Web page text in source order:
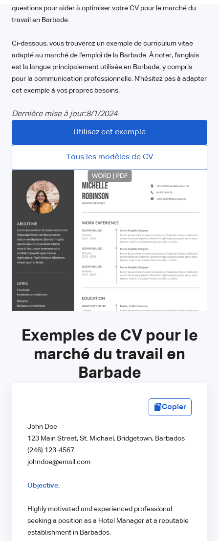
questions pour aider à optimiser votre CV pour le marché du
travail en Barbade.
Ci-dessous, vous trouverez un exemple de curriculum vitae
adapté au marché de l'emploi de la Barbade. À noter, l'anglais
est la langue principalement utilisée en Barbade, y compris
pour la communication professionnelle. N'hésitez pas à adapter
cet exemple à vos propres besoins.
Dernière mise à jour:8/1/2024
Utilisez cet exemple
Tous les modèles de CV
Exemples de CV pour le
marché du travail en
Barbade
Copier
John Doe
123 Main Street, St. Michael, Bridgetown, Barbados
(246) 123-4567
johndoe@email.com
Objective:
Highly motivated and experienced professional
seeking a position as a Hotel Manager at a reputable
establishment in Barbados.